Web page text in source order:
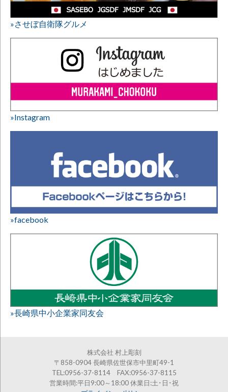
»させぼ自衛隊グルメ
»Instagram
»facebook
»長崎県中小企業家同友会
株式会社 村上彫刻
〒858-0904 長崎県佐世保市中里町49-1
TEL:0956-37-8114 FAX:0956-37-8115
営業時間:平日9:00～18:00 休業日:土･日･祝